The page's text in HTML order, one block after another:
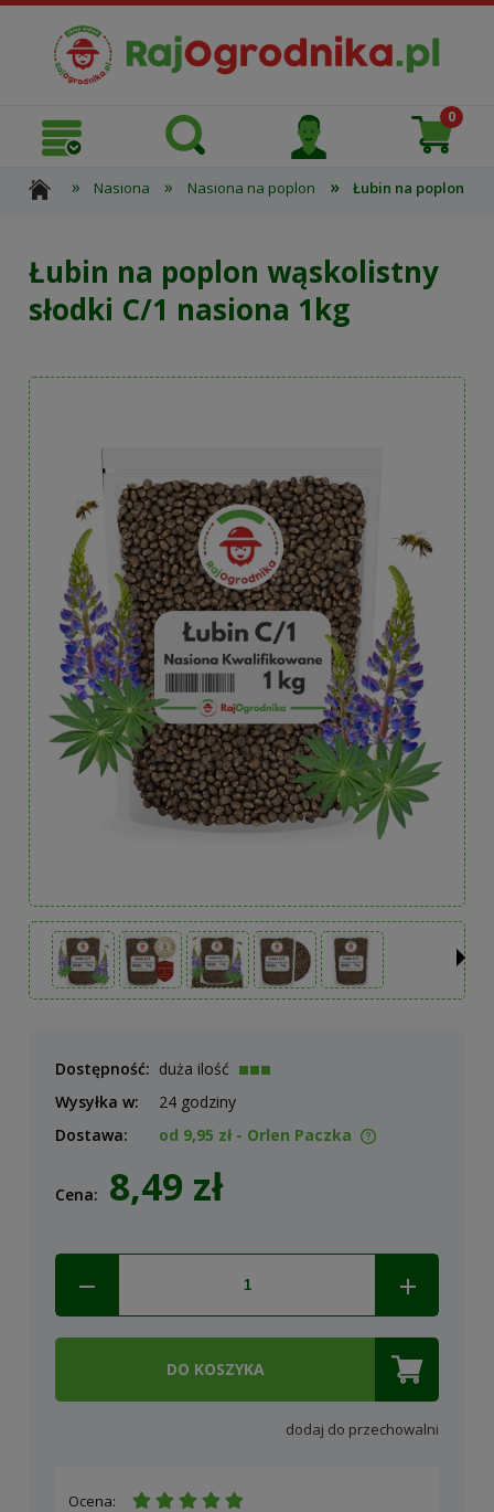
» Nasiona » Nasiona na poplon » Łubin na poplon
Łubin na poplon wąskolistny
słodki C/1 nasiona 1kg
Dostępność: duża ilość
Wysyłka w:
24 godziny
Dostawa:
od 9,95 zł - Orlen Paczka
Cena: 8,49 zł
DO KOSZYKA
dodaj do przechowalni
Ocena: